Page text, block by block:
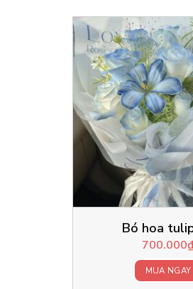
Bó hoa
700.000
MUA NGAY